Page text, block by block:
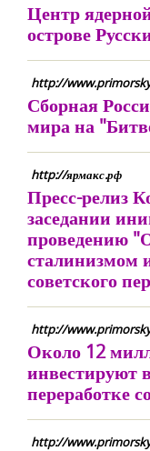
Центр
острове
http://
Сборная
мира на
http://ярмакс.рф
Пресс-релиз
заседании
проведению
сталинизмом
советского
http://
Около 12
инвестируют
переработке
http://